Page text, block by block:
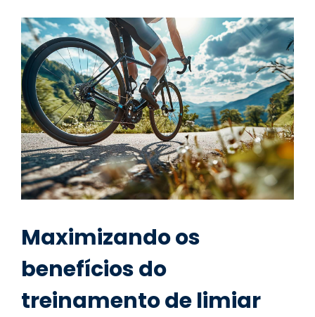
Maximizando os
benefícios do
treinamento de limiar